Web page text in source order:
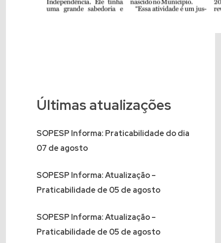
Últimas atualizações
SOPESP Informa: Praticabilidade do dia
07 de agosto
SOPESP Informa: Atualização –
Praticabilidade de 05 de agosto
SOPESP Informa: Atualização –
Praticabilidade de 05 de agosto